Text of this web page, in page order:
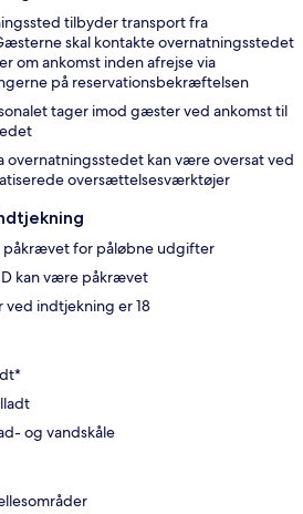
tilbyder transport fra
skal kontakte overnatningsstedet
om ankomst inden afrejse via
på reservationsbekræftelsen
tager imod gæster ved ankomst til
overnatningsstedet kan være oversat ved
oversættelsesværktøjer
påkrævet for påløbne udgifter
kan være påkrævet
ved indtjekning er 18
og vandskåle